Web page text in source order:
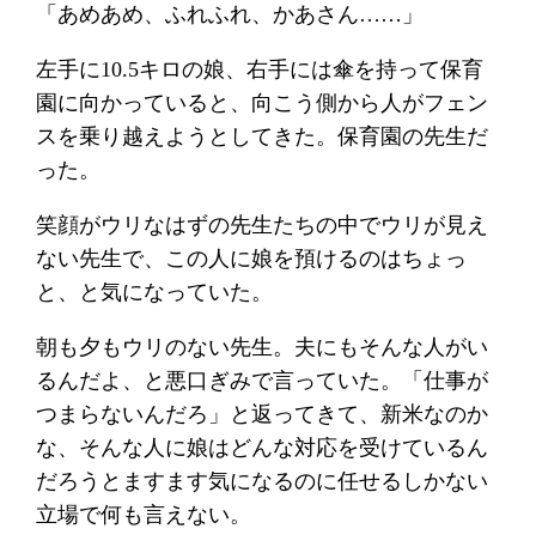
「あめあめ、ふれふれ、かあさん……」
左手に10.5キロの娘、右手には傘を持って保育
園に向かっていると、向こう側から人がフェン
スを乗り越えようとしてきた。保育園の先生だ
った。
笑顔がウリなはずの先生たちの中でウリが見え
ない先生で、この人に娘を預けるのはちょっ
と、と気になっていた。
朝も夕もウリのない先生。夫にもそんな人がい
るんだよ、と悪口ぎみで言っていた。「仕事が
つまらないんだろ」と返ってきて、新米なのか
な、そんな人に娘はどんな対応を受けているん
だろうとますます気になるのに任せるしかない
立場で何も言えない。